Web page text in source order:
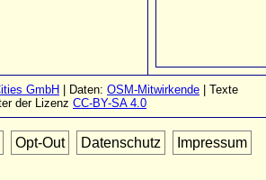
GmbH | Daten: OSM-Mitwirkende | Texte
der Lizenz CC-BY-SA 4.0
Opt-Out Datenschutz Impressum